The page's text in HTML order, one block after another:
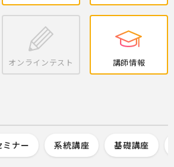
オンラインテスト 講師情報
ミナー 系統講座 基礎講座